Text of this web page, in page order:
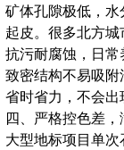
矿体孔隙极低，
起皮。很多北方
抗污耐腐蚀，日常
致密结构不易吸
省时省力，不会
四、严格控色差
大型地标项目单